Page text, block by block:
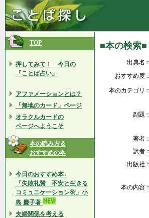
TOP
押してみて！ 今日の
「ことば占い」
アファメーションとは？
「無地のカード」ページ
オラクルカードの
ページへようこそ
本の読み方＆
おすすめの本
今日のおすすめ本↓
「失敗礼賛 不安と生きる
コミュニケーション術」小
島 慶子著
夫婦関係を考える
■本の検索■
出典名：
おすすめ度：
本のカテゴリ：
副題：
著者：
訳者：
出版社：
本の内容：